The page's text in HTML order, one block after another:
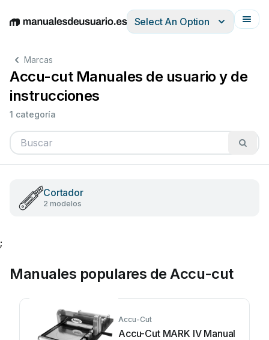
EnglishDeutschEspañolItalianoFrançais
Select An Option
Marcas
Accu-cut Manuales de usuario y de
instrucciones
1 categoría
Cortador
2 modelos
;
Manuales populares de Accu-cut
Accu-Cut
Accu-Cut MARK IV Manual